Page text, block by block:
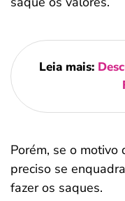
Leia mais:
Porém, se o motivo
preciso se
fazer os saques.